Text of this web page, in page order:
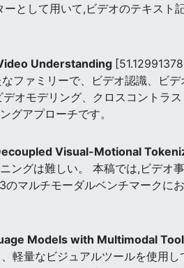
として用いて,ビデオのテキスト
Understanding
ファミリーで、ビデオ認識、ビ
オモデリング、クロスコントラ
グアプローチです。
Visual-Motional
ングは難しい。 本稿では,ビデオ
マルチモーダルベンチマークに
Models with Multimodal
量なビジュアルツールを使用し